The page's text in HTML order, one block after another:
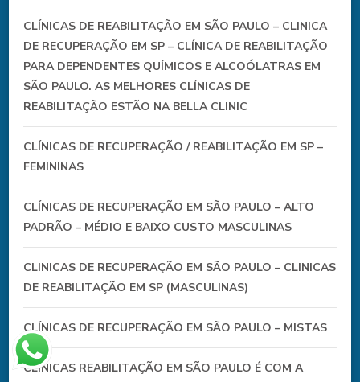
CLÍNICAS DE REABILITAÇÃO EM SÃO PAULO – CLINICA
DE RECUPERAÇÃO EM SP – CLÍNICA DE REABILITAÇÃO
PARA DEPENDENTES QUÍMICOS E ALCOÓLATRAS EM
SÃO PAULO. AS MELHORES CLÍNICAS DE
REABILITAÇÃO ESTÃO NA BELLA CLINIC
CLÍNICAS DE RECUPERAÇÃO / REABILITAÇÃO EM SP –
FEMININAS
CLÍNICAS DE RECUPERAÇÃO EM SÃO PAULO – ALTO
PADRÃO – MÉDIO E BAIXO CUSTO MASCULINAS
CLINICAS DE RECUPERAÇÃO EM SÃO PAULO – CLINICAS
DE REABILITAÇÃO EM SP (MASCULINAS)
CLÍNICAS DE RECUPERAÇÃO EM SÃO PAULO – MISTAS
CLÍNICAS REABILITAÇÃO EM SÃO PAULO É COM A